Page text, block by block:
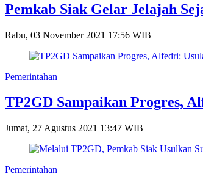
Pemkab Siak Gelar Jelajah
Rabu, 03 November 2021 17:56 WIB
Pemerintahan
TP2GD Sampaikan Progres,
Jumat, 27 Agustus 2021 13:47 WIB
Pemerintahan